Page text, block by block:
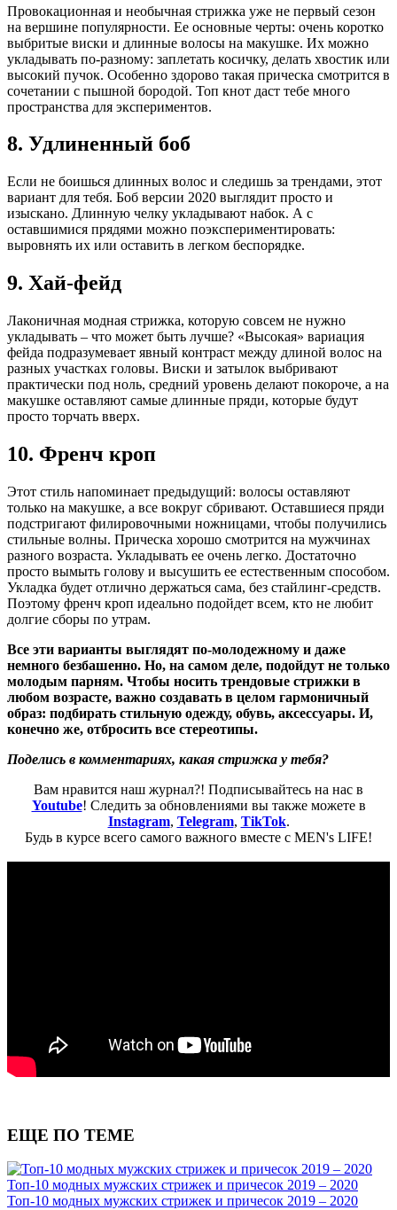
Провокационная и необычная стрижка уже не первый сезон
на вершине популярности. Ее основные черты: очень коротко
выбритые виски и длинные волосы на макушке. Их можно
укладывать по-разному: заплетать косичку, делать хвостик или
высокий пучок. Особенно здорово такая прическа смотрится в
сочетании с пышной бородой. Топ кнот даст тебе много
пространства для экспериментов.
8. Удлиненный боб
Если не боишься длинных волос и следишь за трендами, этот
вариант для тебя. Боб версии 2020 выглядит просто и
изыскано. Длинную челку укладывают набок. А с
оставшимися прядями можно поэкспериментировать:
выровнять их или оставить в легком беспорядке.
9. Хай-фейд
Лаконичная модная стрижка, которую совсем не нужно
укладывать – что может быть лучше? «Высокая» вариация
фейда подразумевает явный контраст между длиной волос на
разных участках головы. Виски и затылок выбривают
практически под ноль, средний уровень делают покороче, а на
макушке оставляют самые длинные пряди, которые будут
просто торчать вверх.
10. Френч кроп
Этот стиль напоминает предыдущий: волосы оставляют
только на макушке, а все вокруг сбривают. Оставшиеся пряди
подстригают филировочными ножницами, чтобы получились
стильные волны. Прическа хорошо смотрится на мужчинах
разного возраста. Укладывать ее очень легко. Достаточно
просто вымыть голову и высушить ее естественным способом.
Укладка будет отлично держаться сама, без стайлинг-средств.
Поэтому френч кроп идеально подойдет всем, кто не любит
долгие сборы по утрам.
Все эти варианты выглядят по-молодежному и даже
немного безбашенно. Но, на самом деле, подойдут не только
молодым парням. Чтобы носить трендовые стрижки в
любом возрасте, важно создавать в целом гармоничный
образ: подбирать стильную одежду, обувь, аксессуары. И,
конечно же, отбросить все стереотипы.
Поделись в комментариях, какая стрижка у тебя?
Вам нравится наш журнал?! Подписывайтесь на нас в
Youtube! Следить за обновлениями вы также можете в
Instagram, Telegram, TikTok.
Будь в курсе всего самого важного вместе с MEN's LIFE!
ЕЩЕ ПО ТЕМЕ
Топ-10 модных мужских стрижек и причесок 2019 – 2020
Топ-10 модных мужских стрижек и причесок 2019 – 2020